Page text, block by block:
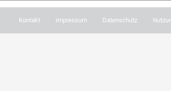
Kontakt Impressum Datenschutz